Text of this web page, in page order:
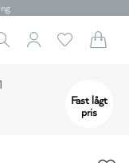
Fast lågt
pris